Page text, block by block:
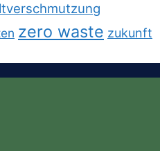
zero waste zukunft